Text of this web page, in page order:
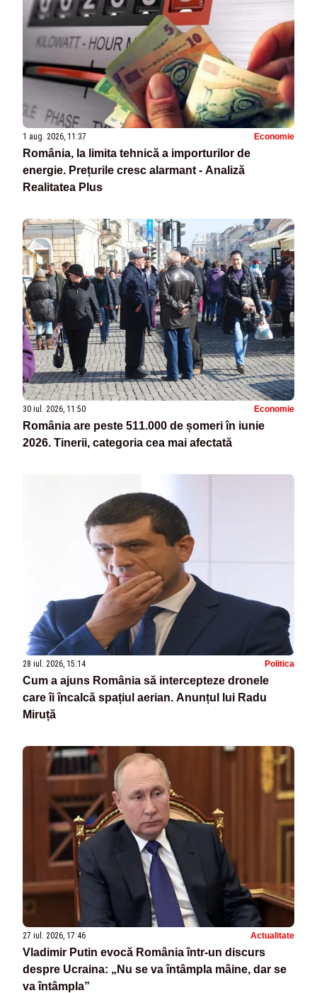
1 aug. 2026, 11:37 Economie
România, la limita tehnică a importurilor de
energie. Prețurile cresc alarmant - Analiză
Realitatea Plus
30 iul. 2026, 11:50 Economie
România are peste 511.000 de șomeri în iunie
2026. Tinerii, categoria cea mai afectată
28 iul. 2026, 15:14 Politica
Cum a ajuns România să intercepteze dronele
care îi încalcă spațiul aerian. Anunțul lui Radu
Miruță
27 iul. 2026, 17:46 Actualitate
Vladimir Putin evocă România într-un discurs
despre Ucraina: „Nu se va întâmpla mâine, dar se
va întâmpla”